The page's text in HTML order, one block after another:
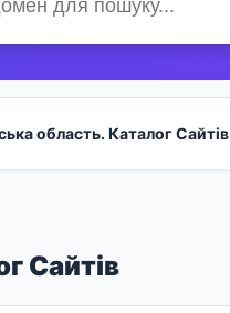
область. Каталог Сайтів
Сайтів